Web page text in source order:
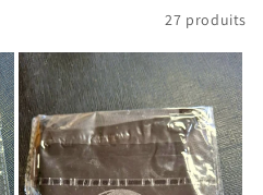
27 produits